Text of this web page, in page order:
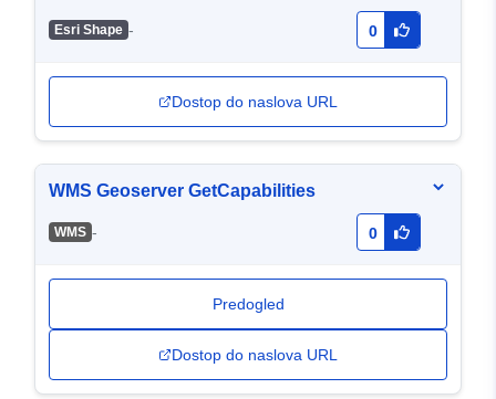
Esri Shape - 0
Dostop do naslova URL
WMS Geoserver GetCapabilities
WMS - 0
Predogled
Dostop do naslova URL